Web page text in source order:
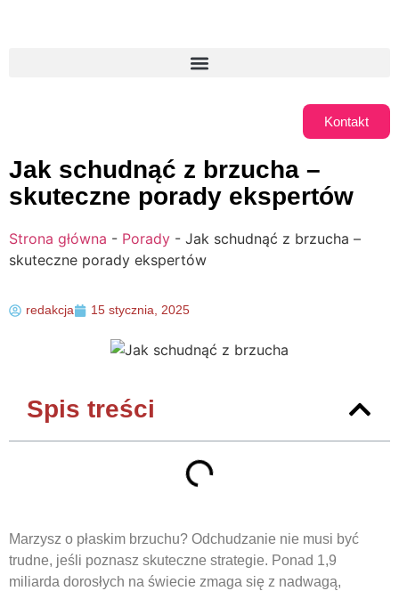
Kontakt
Jak schudnąć z brzucha –
skuteczne porady ekspertów
Strona główna - Porady - Jak schudnąć z brzucha –
skuteczne porady ekspertów
redakcja 15 stycznia, 2025
Spis treści
Marzysz o płaskim brzuchu? Odchudzanie nie musi być
trudne, jeśli poznasz skuteczne strategie. Ponad 1,9
miliarda dorosłych na świecie zmaga się z nadwagą,